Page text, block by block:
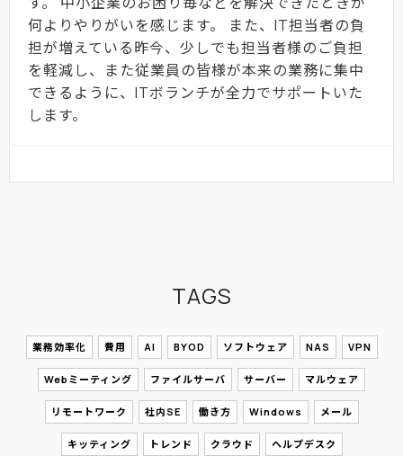
何よりやりがいを感じます。 また、IT担当者の負
担が増えている昨今、少しでも担当者様のご負担
を軽減し、また従業員の皆様が本来の業務に集中
できるように、ITボランチが全力でサポートいた
します。
TAGS
業務効率化 費用 AI BYOD ソフトウェア NAS VPN
Webミーティング ファイルサーバ サーバー マルウェア
リモートワーク 社内SE 働き方 Windows メール
キッティング トレンド クラウド ヘルプデスク